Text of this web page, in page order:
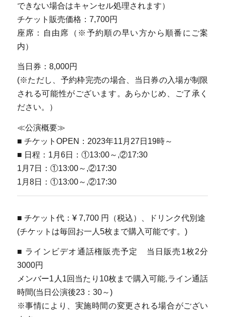
できない場合はキャンセル処理されます）
チケット販売価格：7,700円
座席：自由席（※予約順の早い方から順番にご案
内）
当日券：8,000円
(※ただし、予約枠完売の場合、当日券の入場が制限
される可能性がございます。あらかじめ、ご了承く
ださい。）
≪公演概要≫
■ チケットOPEN：2023年11月27日19時～
■ 日程：1月6日：①13:00～,②17:30
1月7日：①13:00～,②17:30
1月8日：①13:00～,②17:30
■ チケット代：¥ 7,700 円（税込）、ドリンク代別途
(チケットは毎回お一人5枚まで購入可能です。)
■ ラインビデオ通話権販売予定 当日販売1枚2分
3000円
メンバー1人1回当たり10枚まで購入可能,ライン通話
時間(当日公演後23：30～)
※事情により、実施時間の変更される場合がござい